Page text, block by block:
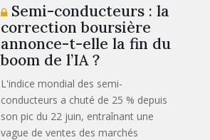
Semi-conducteurs : la
correction boursière
annonce-t-elle la fin du
boom de l’IA ?
L'indice mondial des semi-
conducteurs a chuté de 25 % depuis
son pic du 22 juin, entraînant une
vague de ventes des marchés